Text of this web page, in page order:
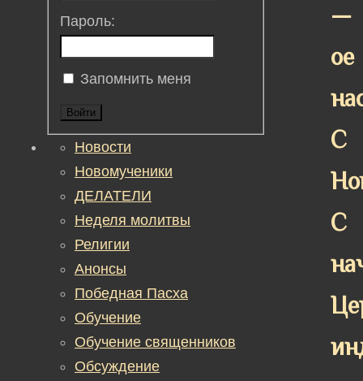
—
ое
С
С
Пароль:
Запомнить меня
Войти
Новости
Новомученики
ДЕЛАТЕЛИ
Неделя молитвы
Религии
Анонсы
Победная Пасха
Обучение
Обучение священников
Обсуждение